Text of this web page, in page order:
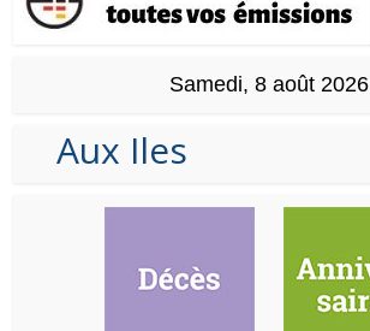
Samedi, 8 août 2026
Aux Iles